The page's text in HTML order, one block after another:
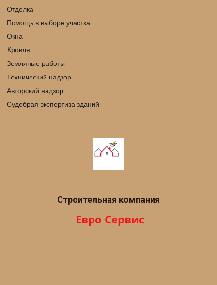
Отделка
Помощь в выборе участка
Окна
Кровля
Земляные работы
Технический надзор
Авторский надзор
Судебрая экспертиза зданий
Строительная компания
Евро Сервис